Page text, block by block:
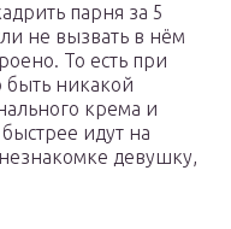
парня за 5
не вызвать в нём
То есть при
быть никакой
крема и
идут на
девушку,